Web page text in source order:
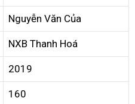
Nguyễn Văn Của
NXB Thanh Hoá
2019
160